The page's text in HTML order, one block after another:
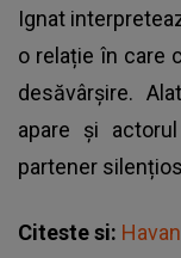
Ignat
o relație în care
desăvârșire.
apare și
partener
Citeste si: